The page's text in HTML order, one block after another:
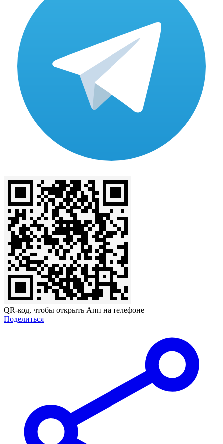
QR-код, чтобы открыть Апп на телефоне
Поделиться